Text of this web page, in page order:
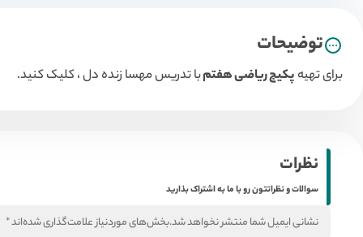
توضیحات
برای تهیه پکیج ریاضیهفتمبا تدریس مهسا زنده دل ، کلیک کنید.
نظرات
سوالات و نظراتتون رو با ما به اشتراک بذارید
نشانی ایمیل شما منتشر نخواهد شد.بخش‌های موردنیاز علامت‌گذاری شده‌اند*